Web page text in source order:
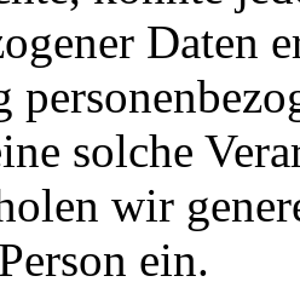
Daten
solche
wir
ein.